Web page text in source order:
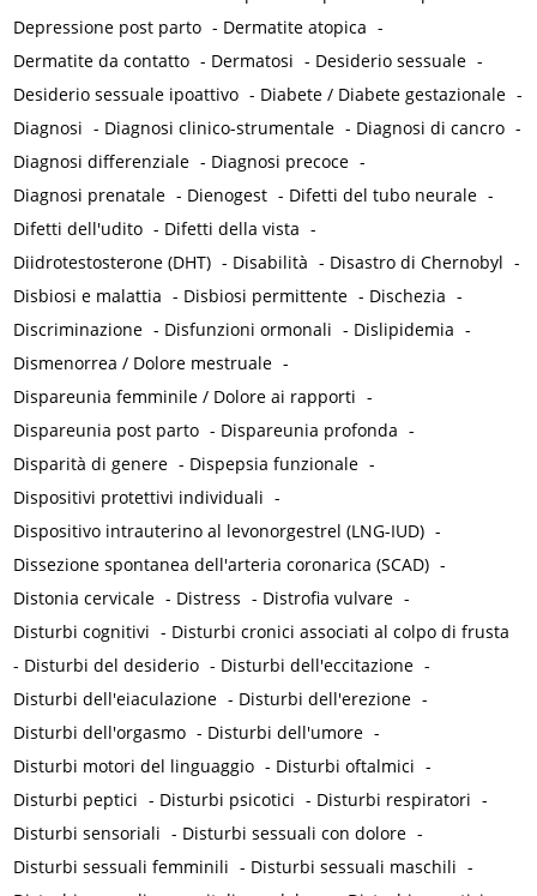
Depressione post parto - Dermatite atopica -
Dermatite da contatto - Dermatosi - Desiderio sessuale -
Desiderio sessuale ipoattivo - Diabete / Diabete gestazionale -
Diagnosi - Diagnosi clinico-strumentale - Diagnosi di cancro -
Diagnosi differenziale - Diagnosi precoce -
Diagnosi prenatale - Dienogest - Difetti del tubo neurale -
Difetti dell'udito - Difetti della vista -
Diidrotestosterone (DHT) - Disabilità - Disastro di Chernobyl -
Disbiosi e malattia - Disbiosi permittente - Dischezia -
Discriminazione - Disfunzioni ormonali - Dislipidemia -
Dismenorrea / Dolore mestruale -
Dispareunia femminile / Dolore ai rapporti -
Dispareunia post parto - Dispareunia profonda -
Disparità di genere - Dispepsia funzionale -
Dispositivi protettivi individuali -
Dispositivo intrauterino al levonorgestrel (LNG-IUD) -
Dissezione spontanea dell'arteria coronarica (SCAD) -
Distonia cervicale - Distress - Distrofia vulvare -
Disturbi cognitivi - Disturbi cronici associati al colpo di frusta
- Disturbi del desiderio - Disturbi dell'eccitazione -
Disturbi dell'eiaculazione - Disturbi dell'erezione -
Disturbi dell'orgasmo - Disturbi dell'umore -
Disturbi motori del linguaggio - Disturbi oftalmici -
Disturbi peptici - Disturbi psicotici - Disturbi respiratori -
Disturbi sensoriali - Disturbi sessuali con dolore -
Disturbi sessuali femminili - Disturbi sessuali maschili -